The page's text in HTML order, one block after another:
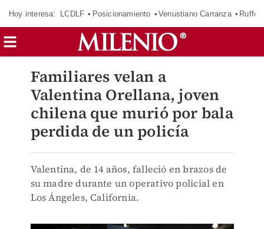
Hoy interesa: LCDLF Posicionamiento Venustiano Carranza Ruffo
Familiares velan a
Valentina Orellana, joven
chilena que murió por bala
perdida de un policía
Valentina, de 14 años, falleció en brazos de
su madre durante un operativo policial en
Los Ángeles, California.